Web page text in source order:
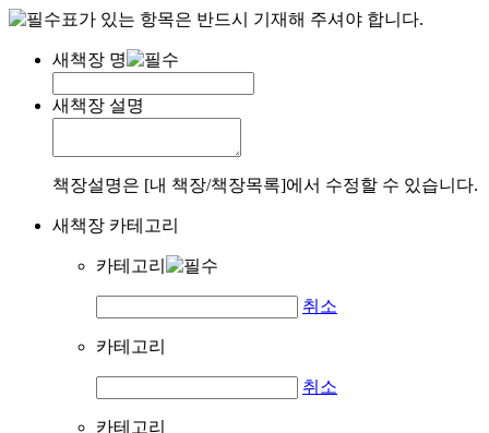
표가 있는 항목은 반드시 기재해 주셔야 합니다.
새책장 명
새책장 설명
책장설명은 [내 책장/책장목록]에서 수정할 수 있습니다.
새책장 카테고리
카테고리
취소
카테고리
취소
카테고리